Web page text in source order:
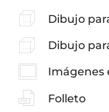
Dibujo
Dibujo
Imágenes
Folleto